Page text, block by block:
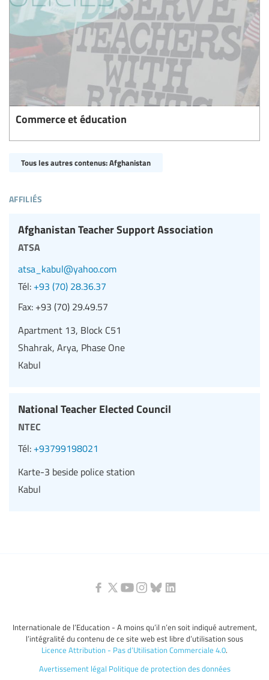
Commerce et éducation
Tous les autres contenus: Afghanistan
affiliés
Afghanistan Teacher Support Association
atsa
atsa_kabul@yahoo.com
Tél: +93 (70) 28.36.37
Fax: +93 (70) 29.49.57
Apartment 13, Block C51
Shahrak, Arya, Phase One
Kabul
National Teacher Elected Council
ntec
Tél: +93799198021
Karte-3 beside police station
Kabul
Internationale de l’Education - A moins qu’il n’en soit indiqué autrement,
l’intégralité du contenu de ce site web est libre d’utilisation sous
Licence Attribution - Pas d’Utilisation Commerciale 4.0.
Avertissement légal Politique de protection des données